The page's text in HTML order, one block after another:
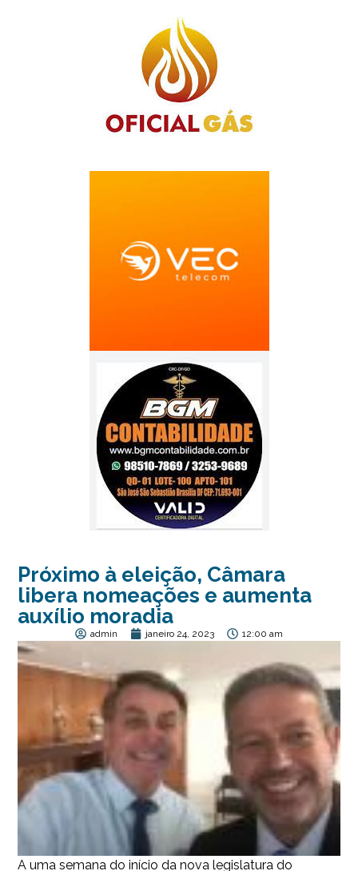
Próximo à eleição, Câmara
libera nomeações e aumenta
auxílio moradia
admin janeiro 24, 2023 12:00 am
A uma semana do início da nova legislatura do